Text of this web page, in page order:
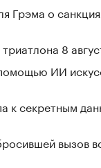
Грэма о
8
ИИ
секретным
вызов